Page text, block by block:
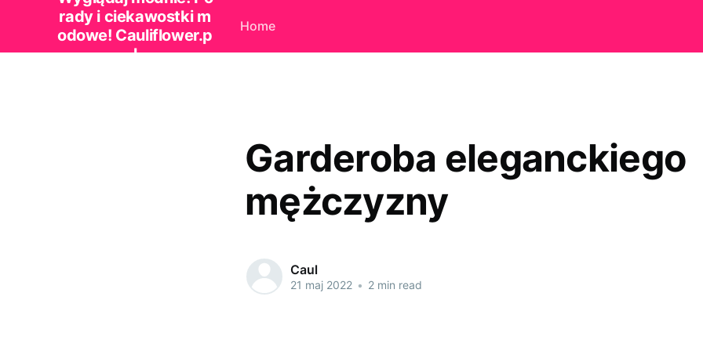
rady i ciekawostki m
odowe! Cauliflower.p
l
Home
Garderoba eleganckiego
mężczyzny
Caul
21 maj 2022 • 2 min read